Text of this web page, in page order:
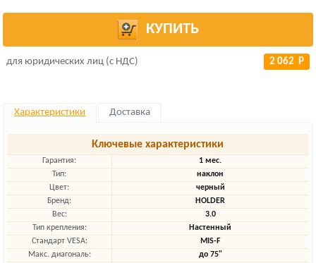
КУПИТЬ
для юридических лиц (с НДС) 2 062 Р
Характеристики Доставка
Ключевые характеристики
Гарантия:
1 мес.
Тип:
наклон
Цвет:
черный
Бренд:
HOLDER
Вес:
3.0
Тип крепления:
Настенный
Стандарт VESA:
MIS-F
Макс. диагональ:
до 75"